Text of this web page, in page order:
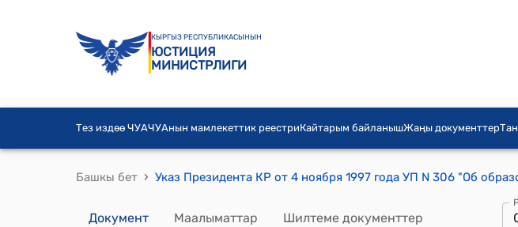
КЫРГЫЗ РЕСПУБЛИКАСЫНЫН
ЮСТИЦИЯ
МИНИСТРЛИГИ
Тез издөө ЧУАЧУАнын мамлекеттик реестриКайтарым байланышЖаңы документтер
Башкы бет ›
Документ Маалыматтар Шилтеме документтер